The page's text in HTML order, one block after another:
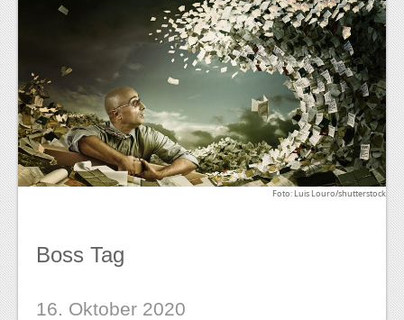
Foto: Luis Louro/shutterstock
Boss Tag
16. Oktober 2020